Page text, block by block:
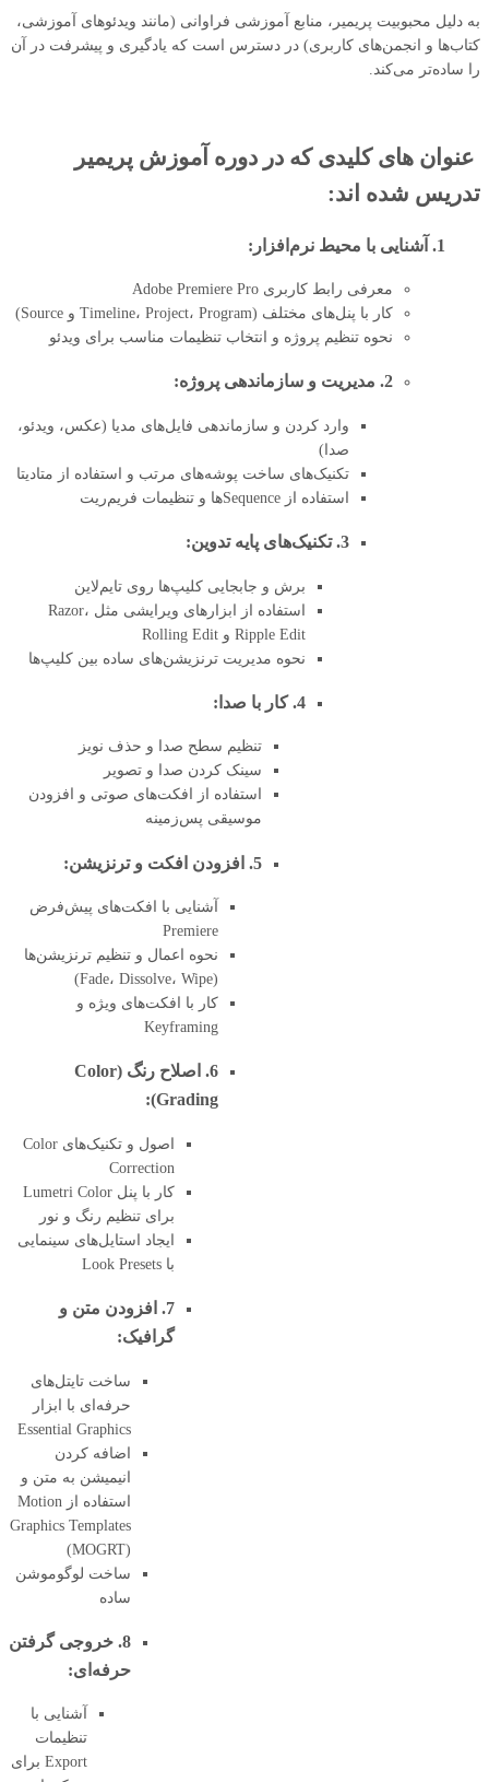
به دلیل محبوبیت پریمیر، منابع آموزشی فراوانی (مانند ویدئوهای آموزشی،
کتاب‌ها و انجمن‌های کاربری) در دسترس است که یادگیری و پیشرفت در آن
را ساده‌تر می‌کند.
عنوان های کلیدی که در دوره آموزش پریمیر
تدریس شده اند:
معرفی رابط کاربری Adobe Premiere Pro
کار با پنل‌های مختلف (Timeline، Project، Program و Source)
نحوه تنظیم پروژه و انتخاب تنظیمات مناسب برای ویدئو
2. مدیریت و سازماندهی پروژه:
وارد کردن و سازماندهی فایل‌های مدیا (عکس، ویدئو،
صدا)
تکنیک‌های ساخت پوشه‌های مرتب و استفاده از متادیتا
استفاده از Sequence‌ها و تنظیمات فریم‌ریت
3. تکنیک‌های پایه تدوین:
برش و جابجایی کلیپ‌ها روی تایم‌لاین
استفاده از ابزارهای ویرایشی مثل Razor،
Ripple Edit و Rolling Edit
نحوه مدیریت ترنزیشن‌های ساده بین کلیپ‌ها
4. کار با صدا:
تنظیم سطح صدا و حذف نویز
سینک کردن صدا و تصویر
استفاده از افکت‌های صوتی و افزودن
موسیقی پس‌زمینه
5. افزودن افکت و ترنزیشن:
آشنایی با افکت‌های پیش‌فرض
Premiere
نحوه اعمال و تنظیم ترنزیشن‌ها
(Fade، Dissolve، Wipe)
کار با افکت‌های ویژه و
Keyframing
6. اصلاح رنگ (Color
Grading):
اصول و تکنیک‌های Color
Correction
کار با پنل Lumetri Color
برای تنظیم رنگ و نور
ایجاد استایل‌های سینمایی
با Look Presets
7. افزودن متن و
گرافیک:
ساخت تایتل‌های
حرفه‌ای با ابزار
Essential Graphics
اضافه کردن
انیمیشن به متن و
استفاده از Motion
Graphics Templates
(MOGRT)
ساخت لوگوموشن
ساده
8. خروجی گرفتن
حرفه‌ای:
آشنایی با
تنظیمات
Export برای